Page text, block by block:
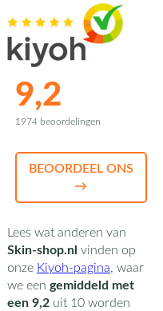
9,2
1974 beoordelingen
BEOORDEEL ONS
→
Lees wat anderen van
Skin-shop.nl vinden op
onze Kiyoh-pagina, waar
we een gemiddeld met
een 9,2uit 10worden